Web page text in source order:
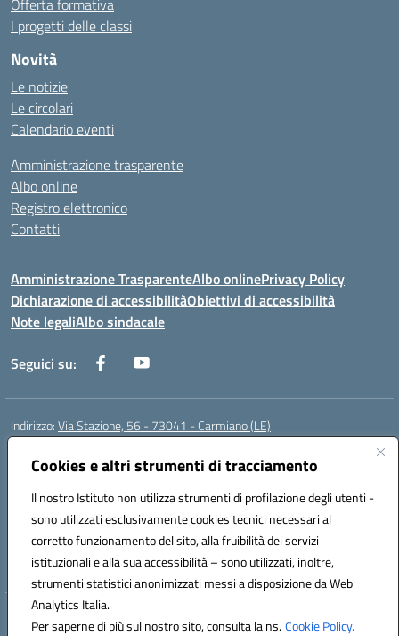
Cookies e altri strumenti di tracciamento
Il nostro Istituto non utilizza strumenti di profilazione degli utenti -
sono utilizzati esclusivamente cookies tecnici necessari al
corretto funzionamento del sito, alla fruibilità dei servizi
istituzionali e alla sua accessibilità – sono utilizzati, inoltre,
strumenti statistici anonimizzati messi a disposizione da Web
Analytics Italia.
Per saperne di più sul nostro sito, consulta la ns.Cookie Policy.
I progetti delle classi
Novità
Le notizie
Le circolari
Calendario eventi
Amministrazione trasparente
Albo online
Registro elettronico
Contatti
Amministrazione TrasparenteAlbo onlinePrivacy Policy
Dichiarazione di accessibilitàObiettivi di accessibilità
Note legaliAlbo sindacale
Seguici su:
Indirizzo:Via Stazione, 56 - 73041 - Carmiano (LE)
Centralino:0832602856 Email:leic88600a@istruzione.it
Posta elettronica certificata (PEC):leic88600a@pec.istruzione.it
Codice fiscale: 93058030755
Codice meccanografico:LEIC88600A
Codice Indice delle Pubbliche Amministrazioni (IPA): istsc_leic88600a
Codice unico di fatturazione (CUF): UFXBKN
Hosting & Powered by 3D Solution S.r.l.